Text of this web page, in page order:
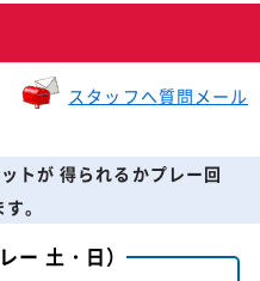
スタッフへ質問メール
トが 得られるかプレー回
。
ー 土・日）